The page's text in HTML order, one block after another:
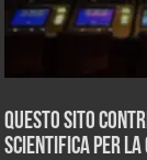
Questo sito
scientifica per la